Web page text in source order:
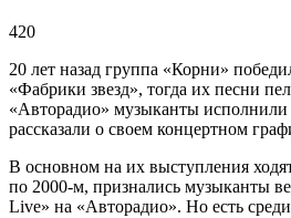
420
20 лет назад группа «Корни»
«Фабрики звезд», тогда их песни
«Авторадио» музыканты
рассказали о своем концертном
В основном на их выступления
по 2000-м, признались музыканты
Live» на «Авторадио». Но есть